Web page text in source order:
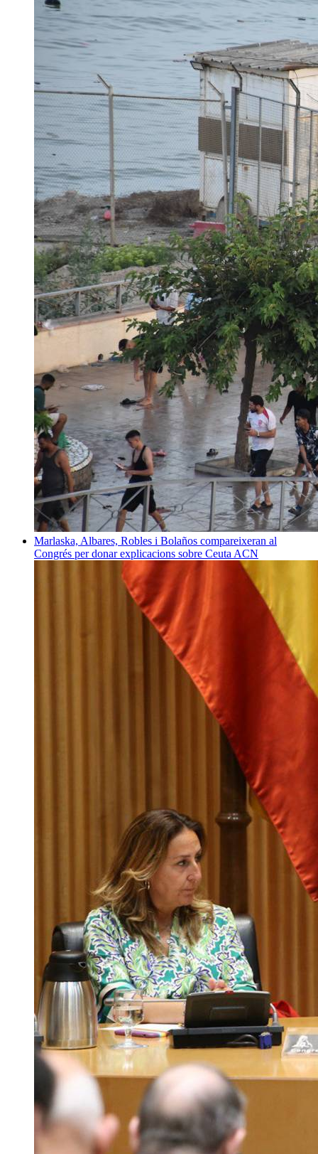
Marlaska, Albares, Robles i Bolaños compareixeran al
Congrés per donar explicacions sobre Ceuta ACN